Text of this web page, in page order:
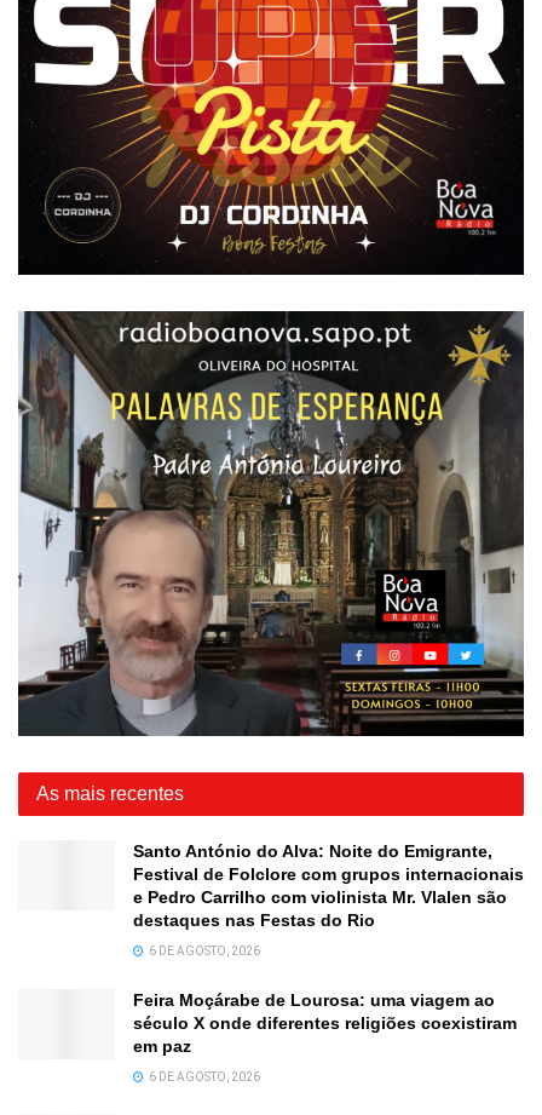
As mais recentes
Santo António do Alva: Noite do Emigrante,
Festival de Folclore com grupos internacionais
e Pedro Carrilho com violinista Mr. Vlalen são
destaques nas Festas do Rio
6 DE AGOSTO, 2026
Feira Moçárabe de Lourosa: uma viagem ao
século X onde diferentes religiões coexistiram
em paz
6 DE AGOSTO, 2026